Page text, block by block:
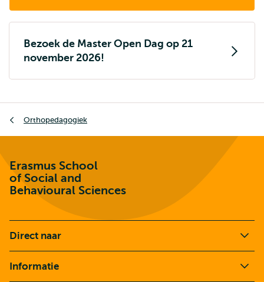
Bezoek de Master Open Dag op 21
november 2026!
Orthopedagogiek
Erasmus School
of Social and
Behavioural Sciences
Direct naar
Informatie